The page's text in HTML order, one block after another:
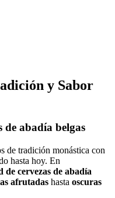
y Sabor
de abadía belgas
de tradición monástica con
hasta hoy. En
de cervezas de abadía
afrutadas hasta oscuras